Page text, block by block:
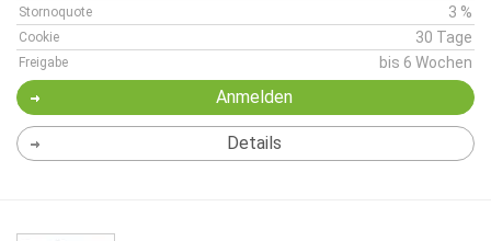
Stornoquote 3 %
Cookie 30 Tage
Freigabe bis 6 Wochen
Anmelden
Details